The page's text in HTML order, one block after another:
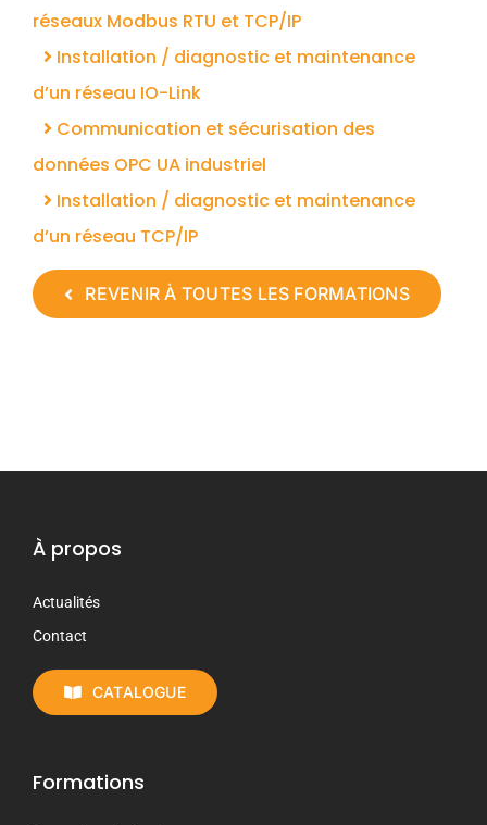
réseaux Modbus RTU et TCP/IP
Installation / diagnostic et maintenance
d’un réseau IO-Link
Communication et sécurisation des
données OPC UA industriel
Installation / diagnostic et maintenance
d’un réseau TCP/IP
REVENIR À TOUTES LES FORMATIONS
À propos
Actualités
Contact
CATALOGUE
Formations